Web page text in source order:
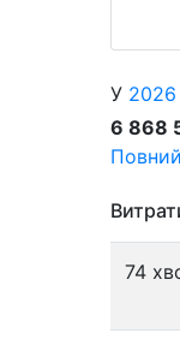
У 2026
6 868
74